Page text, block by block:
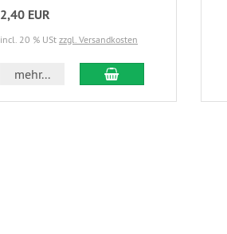
2,40 EUR
incl. 20 % USt zzgl. Versandkosten
mehr... In den Warenkorb